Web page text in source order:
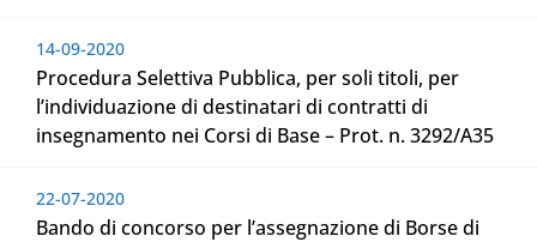
14-09-2020
Procedura Selettiva Pubblica, per soli titoli, per
l’individuazione di destinatari di contratti di
insegnamento nei Corsi di Base – Prot. n. 3292/A35
22-07-2020
Bando di concorso per l’assegnazione di Borse di